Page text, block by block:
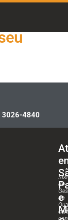
3026-4840
e
de
da